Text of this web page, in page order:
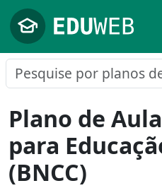
Pular para o conteúdo
Plano de
para
(BNCC)